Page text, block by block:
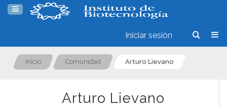
Iniciar sesión
Inicio Comunidad Arturo Lievano
Arturo Lievano